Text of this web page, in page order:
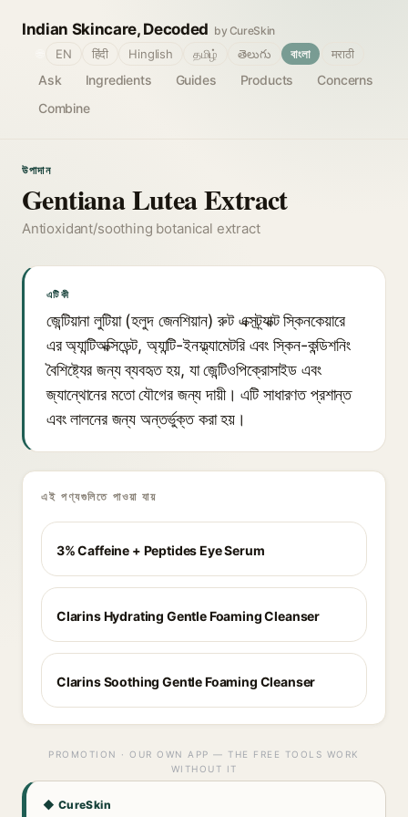
Indian Skincare, Decoded by CureSkin
Ask Ingredients Guides Products
Concerns
Combine
EN हिंदी Hinglish தமிழ் తెలుగు বাংলা मराठी
উপাদান
Gentiana Lutea Extract
Antioxidant/soothing botanical extract
এটি কী
জেন্টিয়ানা লুটিয়া (হলুদ জেনশিয়ান) রুট এক্সট্র্যাক্ট স্কিনকেয়ারে
এর অ্যান্টিঅক্সিডেন্ট, অ্যান্টি-ইনফ্ল্যামেটরি এবং স্কিন-কন্ডিশনিং
বৈশিষ্ট্যের জন্য ব্যবহৃত হয়, যা জেন্টিওপিক্রোসাইড এবং
জ্যান্থোনের মতো যৌগের জন্য দায়ী। এটি সাধারণত প্রশান্ত
এবং লালনের জন্য অন্তর্ভুক্ত করা হয়।
এই পণ্যগুলিতে পাওয়া যায়
3% Caffeine + Peptides Eye Serum
Clarins Hydrating Gentle Foaming Cleanser
Clarins Soothing Gentle Foaming Cleanser
PROMOTION · OUR OWN APP — THE FREE TOOLS WORK
WITHOUT IT
◆ CureSkin